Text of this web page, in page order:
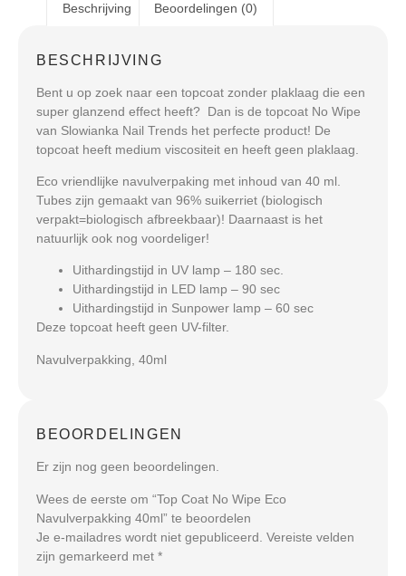
Beschrijving Beoordelingen (0)
BESCHRIJVING
Bent u op zoek naar een topcoat zonder plaklaag die een
super glanzend effect heeft? Dan is de topcoat No Wipe
van Slowianka Nail Trends het perfecte product! De
topcoat heeft medium viscositeit en heeft geen plaklaag.
Eco vriendlijke navulverpaking met inhoud van 40 ml.
Tubes zijn gemaakt van 96% suikerriet (biologisch
verpakt=biologisch afbreekbaar)! Daarnaast is het
natuurlijk ook nog voordeliger!
Uithardingstijd in UV lamp – 180 sec.
Uithardingstijd in LED lamp – 90 sec
Uithardingstijd in Sunpower lamp – 60 sec
Deze topcoat heeft geen UV-filter.
Navulverpakking, 40ml
BEOORDELINGEN
Er zijn nog geen beoordelingen.
Wees de eerste om “Top Coat No Wipe Eco
Navulverpakking 40ml” te beoordelen
Je e-mailadres wordt niet gepubliceerd. Vereiste velden
zijn gemarkeerd met *